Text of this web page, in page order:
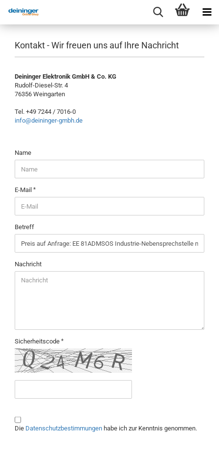
Kontakt - Wir freuen uns auf Ihre Nachricht
Deininger Elektronik GmbH & Co. KG
Rudolf-Diesel-Str. 4
76356 Weingarten
Tel. +49 7244 / 7016-0
info@deininger-gmbh.de
KONTAKT
-
WIR
FREUEN
UNS
AUF
IHRE
NACHRICHT
Name
E-Mail
Betreff
Nachricht
Sicherheitscode
DATENSCHUTZBESTIMMUNGEN
Die Datenschutzbestimmungen habe ich zur Kenntnis genommen.